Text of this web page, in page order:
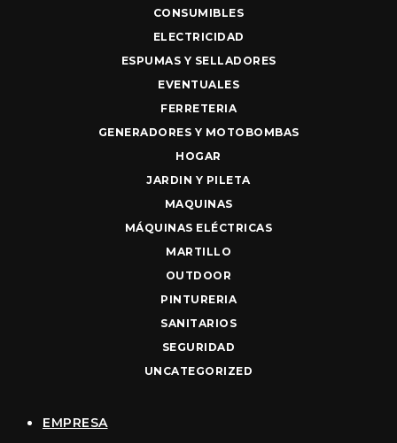
CONSUMIBLES
ELECTRICIDAD
ESPUMAS Y SELLADORES
EVENTUALES
FERRETERIA
GENERADORES Y MOTOBOMBAS
HOGAR
JARDIN Y PILETA
MAQUINAS
MÁQUINAS ELÉCTRICAS
MARTILLO
OUTDOOR
PINTURERIA
SANITARIOS
SEGURIDAD
UNCATEGORIZED
EMPRESA